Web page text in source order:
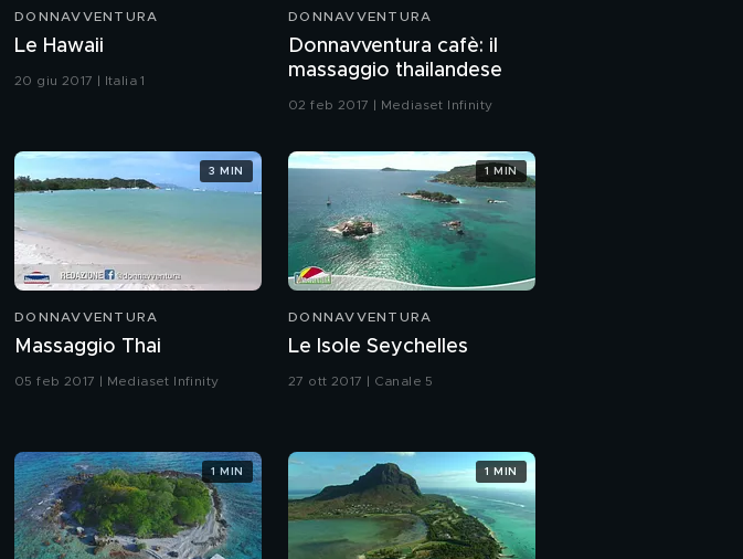
DONNAVVENTURA
Le Hawaii
20 giu 2017 | Italia 1
DONNAVVENTURA
Donnavventura cafè: il
massaggio thailandese
02 feb 2017 | Mediaset Infinity
DONNAVVENTURA
Massaggio Thai
05 feb 2017 | Mediaset Infinity
3 MIN
DONNAVVENTURA
Le Isole Seychelles
27 ott 2017 | Canale 5
1 MIN
1 MIN 1 MIN